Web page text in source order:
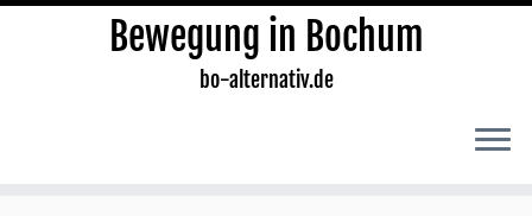
Bewegung in Bochum
bo-alternativ.de